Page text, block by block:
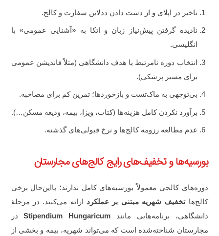
تاخیر در اپلای و از دست دادن ددلاین سفارت و کالج.
نادیده گرفتن پیش‌نیاز زبان و اتکا به «آشنایی عمومی» با
انگلیسی.
انتخاب دوره نامرتبط با هدف دانشگاهی (مثلاً فاندیشن عمومی
برای مسیر پزشکی).
بی‌توجهی به ماک‌تست و بازخوردها؛ تمرین کم برای مصاحبه.
برآورد نکردن کامل هزینه‌ها (کتاب، ویزا، بیمه، ودیعه مسکن…).
عدم مطالعه رزومه کالج‌ها و نرخ قبولی‌های گذشته.
بورسیه‌ها و تخفیف‌های رایج کالج‌های مجارستان
دوره‌های کالجی معمولاً بورسیه‌های کامل ندارند؛ بااین‌حال برخی
کالج‌هاتخفیف شهریه مبتنی بر عملکرد ارائه می‌کنند. در مرحلهٔ
دانشگاهی، برنامه‌هایی مانند Stipendium Hungaricumدر
مجارستان شناخته‌شده است که می‌تواند شهریه، بیمه و بخشی از